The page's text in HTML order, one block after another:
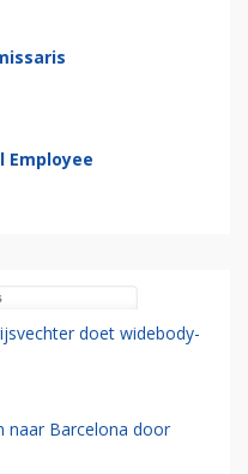
Employee
doet widebody-
naar Barcelona door